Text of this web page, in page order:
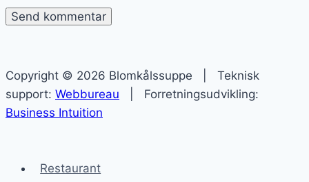
Copyright © 2026 Blomkålssuppe | Teknisk
support: Webbureau | Forretningsudvikling:
Business Intuition
Restaurant